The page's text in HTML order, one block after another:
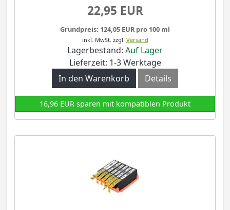
22,95 EUR
Grundpreis: 124,05 EUR pro 100 ml
inkl. MwSt. zzgl. Versand
Lagerbestand: Auf Lager
Lieferzeit: 1-3 Werktage
In den Warenkorb
Details
16,96 EUR sparen mit kompatiblen Produkt